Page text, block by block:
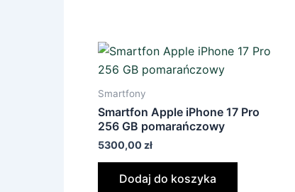
Smartfony
Smartfon Apple iPhone 17 Pro
256 GB pomarańczowy
5300,00 zł
Dodaj do koszyka